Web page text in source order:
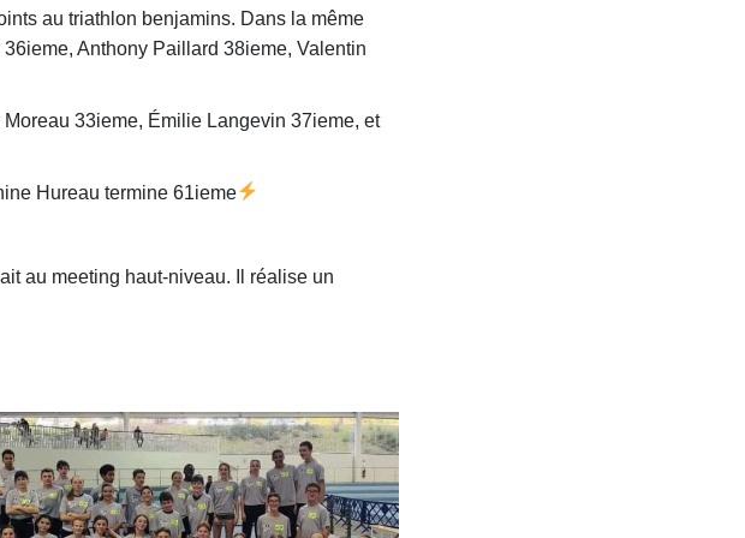
au triathlon benjamins. Dans la même
Anthony Paillard 38ieme, Valentin
33ieme, Émilie Langevin 37ieme, et
Hureau termine 61ieme
au meeting haut-niveau. Il réalise un